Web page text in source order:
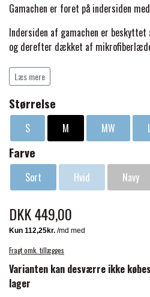
SKO &
PREMIER EQUINE
PREMIER EQUINE
PREMIER EQUINE
PREMIER EQUINE
PREMIER EQUINE
PREMIER
EMIN
FORAN
GP
Gamachen er foret på indersiden
Indersiden af gamachen er
og derefter dækket af
Dobbelte velcrostropper giver ekstra
bliver på plads og gør dem til et godt
til konkurrencer.
Premier Equine Carbon Air-Tech
findes i 3 klassiske farver og sælges
Læs mere
Størrelse
S M MW
Farve
Sort Hvid Navy
DKK 449,00
Fragt omk. tillægges
Varianten kan desværre ikke
lager